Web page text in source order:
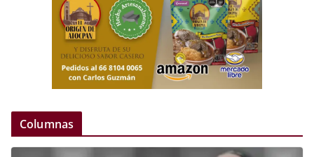
Columnas